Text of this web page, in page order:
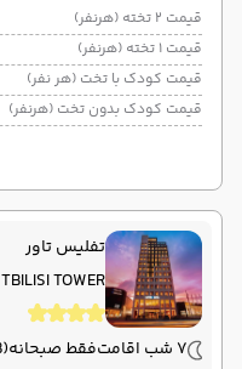
قیمت 2 تخته (هرنفر)
قیمت 1 تخته (هرنفر)
قیمت کودک با تخت (هر نفر)
قیمت کودک بدون تخت (هرنفر)
تفلیس تاور
TBILISI TOWER
7 شب اقامت فقط صبحانه(BB)